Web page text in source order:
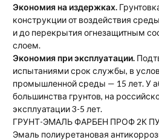
Экономия на издержках.
конструкции от воздействия
и до перекрытия огнезащитным
слоем.
Экономия при эксплуатации.
испытаниями срок службы, в
промышленной среды — 15 лет. У
большинства грунтов, на
эксплуатации 3-5 лет.
ГРУНТ-ЭМАЛЬ ФАРБЕН ПРОФ 2К
Эмаль полиуретановая